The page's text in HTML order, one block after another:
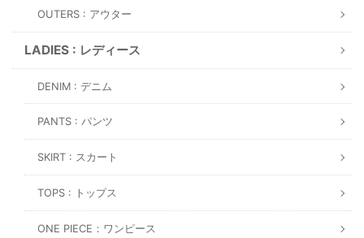
OUTERS : アウター
LADIES : レディース
DENIM : デニム
PANTS : パンツ
SKIRT : スカート
TOPS : トップス
ONE PIECE：ワンピース